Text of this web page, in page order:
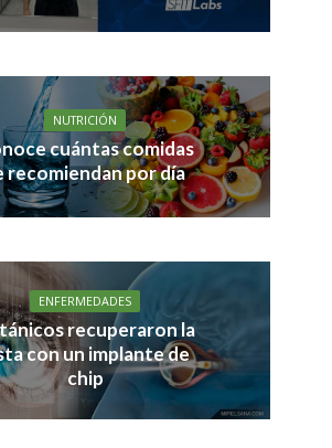
NUTRICIÓN
cuántas comidas
recomiendan por día
ENFERMEDADES
recuperaron la
con un implante de
chip